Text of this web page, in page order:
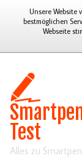
Unsere Website
bestmöglichen
Webseite
Test
Alles zu